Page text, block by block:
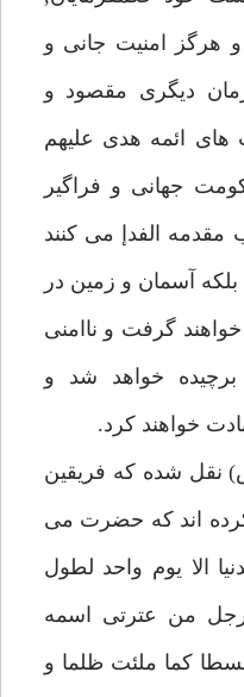
هرگز امنيت جانى و
ديگرى مقصود و
ائمه هدى عليهم
جهانى و فراگير
مقدمه الفدإ مى كنند
آسمان و زمين در
گرفت و ناامنى
خواهد شد و
خواهند كرد.
نقل شده كه فريقين
اند كه حضرت مى
الا يوم واحد لطول
رجل من عترتى اسمه
كما ملئت ظلما و